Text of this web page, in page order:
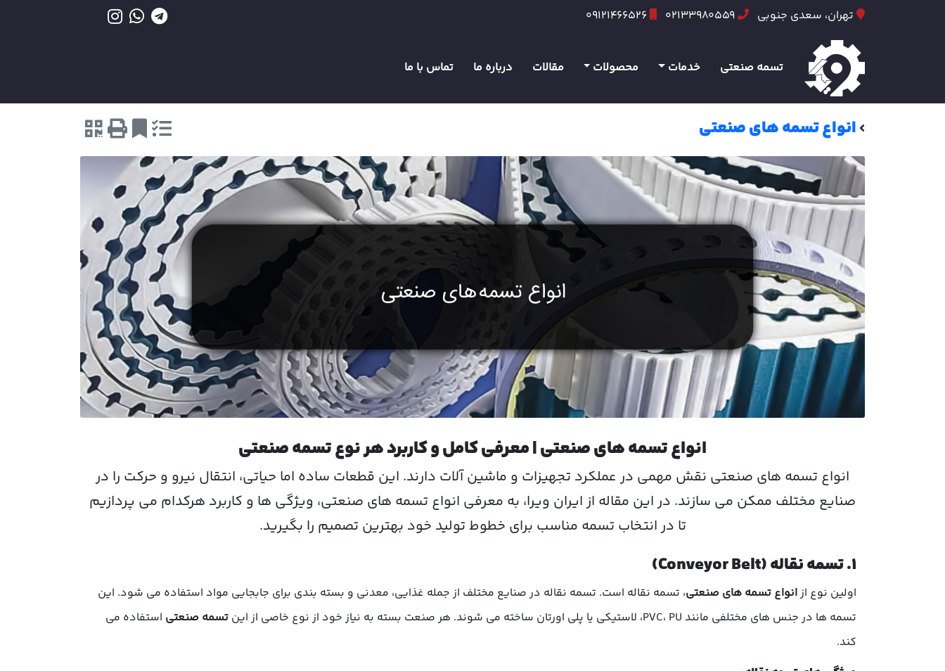
تهران، سعدی جنوبی 02133980559
09121466526
تسمه صنعتی خدمات محصولات مقالات درباره ما تماس با ما
انواع تسمه های صنعتی
انواع تسمه های صنعتی | معرفی کامل و کاربرد هر نوع تسمه صنعتی
انواع تسمه های صنعتی نقش مهمی در عملکرد تجهیزات و ماشین آلات دارند. این قطعات ساده اما حیاتی، انتقال نیرو و حرکت را در
صنایع مختلف ممکن می سازند. در این مقاله ازایران ویرا، به معرفی انواع تسمه های صنعتی، ویژگی ها و کاربرد هرکدام می پردازیم
تا در انتخاب تسمه مناسب برای خطوط تولید خود بهترین تصمیم را بگیرید.
۱. تسمه نقاله (Conveyor Belt)
اولین نوع ازانواع تسمه های صنعتی، تسمه نقاله است. تسمه نقاله در صنایع مختلف از جمله غذایی، معدنی و بسته بندی برای جابجایی مواد استفاده می شود. این
تسمه ها در جنس های مختلفی مانند PVC، PU، لاستیکی یا پلی اورتان ساخته می شوند. هر صنعت بسته به نیاز خود از نوع خاصی از این
تسمه صنعتی استفاده می
کند.